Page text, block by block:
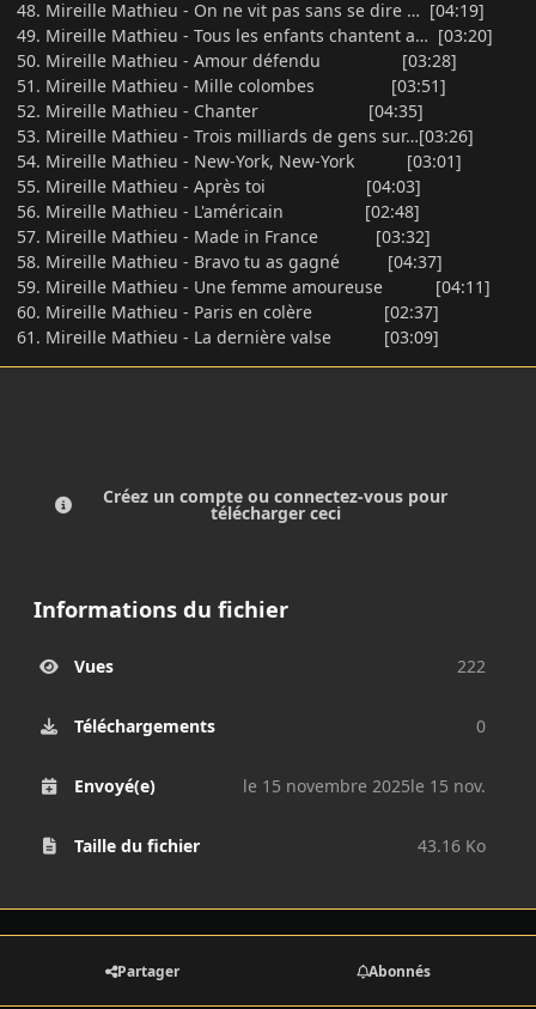
48. Mireille Mathieu - On ne vit pas sans se dire … [04:19]
49. Mireille Mathieu - Tous les enfants chantent a… [03:20]
50. Mireille Mathieu - Amour défendu [03:28]
51. Mireille Mathieu - Mille colombes [03:51]
52. Mireille Mathieu - Chanter [04:35]
53. Mireille Mathieu - Trois milliards de gens sur…[03:26]
54. Mireille Mathieu - New-York, New-York [03:01]
55. Mireille Mathieu - Après toi [04:03]
56. Mireille Mathieu - L'américain [02:48]
57. Mireille Mathieu - Made in France [03:32]
58. Mireille Mathieu - Bravo tu as gagné [04:37]
59. Mireille Mathieu - Une femme amoureuse [04:11]
60. Mireille Mathieu - Paris en colère [02:37]
61. Mireille Mathieu - La dernière valse [03:09]
Créez un compte ou connectez-vous pour
télécharger ceci
Informations du fichier
Vues 222
Téléchargements 0
Envoyé(e) le 15 novembre 2025le 15 nov.
Taille du fichier 43.16 Ko
Partager Abonnés